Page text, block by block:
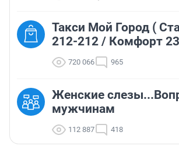
Такси Мой Город (
212-212 / Комфорт
720 066 965
Женские
мужчинам
112 887 418